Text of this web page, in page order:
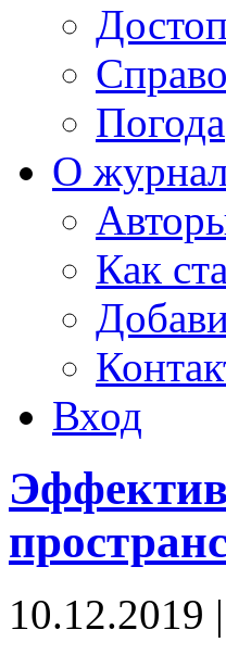
Погода
О
Как
Вход
10.12.2019 |